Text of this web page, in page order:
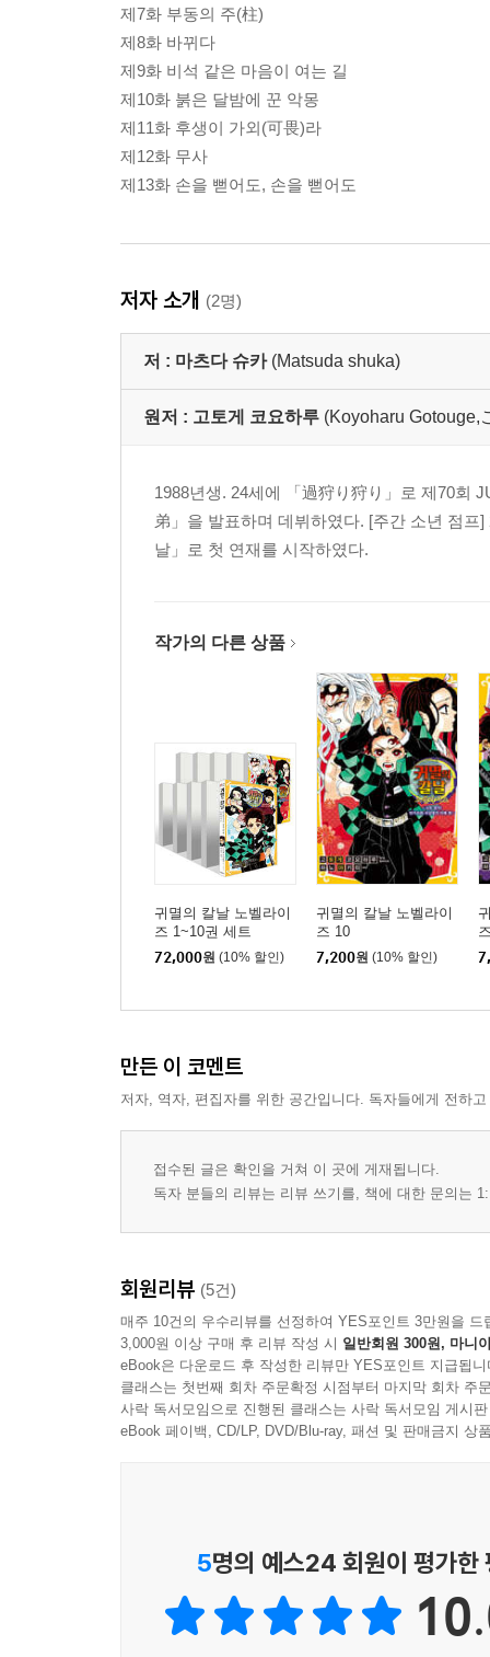
제7화 부동의 주(柱)
제8화 바뀌다
제9화 비석 같은 마음이 여는 길
제10화 붉은 달밤에 꾼 악몽
제11화 후생이 가외(可畏)라
제12화 무사
제13화 손을 뻗어도, 손을 뻗어도
저자 소개 (2명)
저 : 마츠다 슈카 (Matsuda shuka)
원저 : 고토게 코요하루 (Koyoharu Gotouge,
1988년생. 24세에 「過狩り狩り」로 제70회
弟」을 발표하며 데뷔하였다. [주간 소년 점
날」로 첫 연재를 시작하였다.
작가의 다른 상품
귀멸의 칼날 노벨라이
즈 1~10권 세트
72,000원 (10% 할인)
귀멸의 칼날 노벨라이
즈 10
7,200원 (10% 할인)
만든 이 코멘트
저자, 역자, 편집자를 위한 공간입니다. 독자들에게 전하
접수된 글은 확인을 거쳐 이 곳에 게재됩니다.
독자 분들의 리뷰는 리뷰 쓰기를, 책에 대한 문의는
회원리뷰 (5건)
매주 10건의 우수리뷰를 선정하여 YES포인트 3만원을 드
3,000원 이상 구매 후 리뷰 작성 시 일반회원 300원, 마니
eBook은 다운로드 후 작성한 리뷰만 YES포인트 지급됩니
클래스는 첫번째 회차 주문확정 시점부터 마지막 회차 주
사락 독서모임으로 진행된 클래스는 사락 독서모임 게시
eBook 페이백, CD/LP, DVD/Blu-ray, 패션 및 판매금지 상
5명의 예스24 회원이 평가한